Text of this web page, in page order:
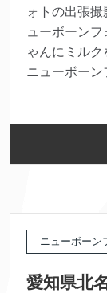
ォトの出張
ューボーン
ゃんにミル
ニューボー
ニューボーン
愛知県北